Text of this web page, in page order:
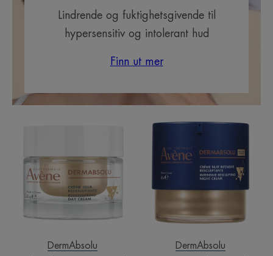
Lindrende og fuktighetsgivende til
hypersensitiv og intolerant hud
Finn ut mer
Anti-
age
dagkrem
DermAbsolu
Intensive
Resculpting
Cream
|
Anti-
nattkrem
DermAbsolu